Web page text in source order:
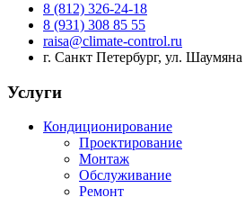
8 (812) 326-24-18
8 (931) 308 85 55
raisa@climate-control.ru
г. Санкт Петербург, ул. Шаумяна
Услуги
Кондиционирование
Проектирование
Монтаж
Обслуживание
Ремонт